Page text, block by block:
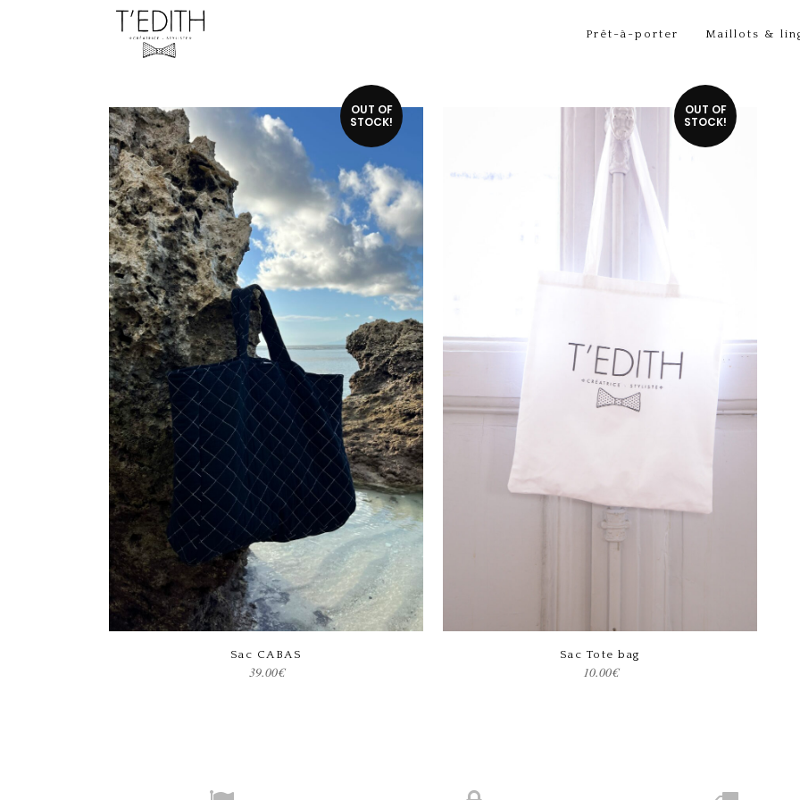
Prêt-à-porter Maillots &
OUT OF
STOCK!
Choix des options
Ce produit a plusieurs variations. Les options peuvent être choisies sur la page du produit
Sac CABAS
39.00€
OUT OF
STOCK!
Choix des options
Ce produit a plusieurs variations. Les options peuvent être choisies sur la page du produit
Sac Tote bag
10.00€